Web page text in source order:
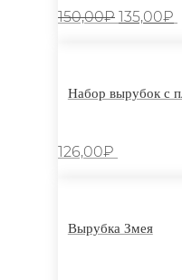
150,00₽ 135,00₽
Набор вырубок с
126,00₽
Вырубка Змея